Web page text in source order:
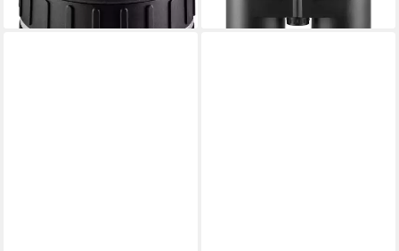
lieferbar - in 2-3 Werktagen bei dir